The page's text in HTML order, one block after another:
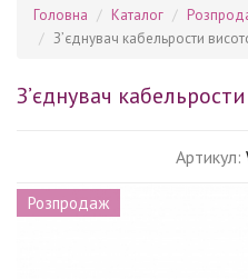
Головна Каталог
З’єднувач кабельрости
З’єднувач
Артикул:
Розпродаж